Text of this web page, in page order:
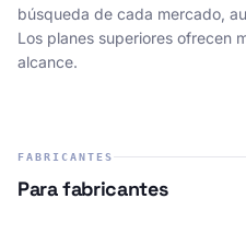
búsqueda de cada mercado,
Los planes superiores ofrecen
alcance.
FABRICANTES
Para fabricantes